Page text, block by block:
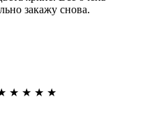
закажу снова.
★ ★ ★ ★